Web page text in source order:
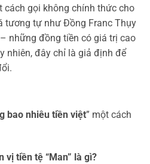
cách gọi không chính thức cho
tương tự như Đồng Franc Thụy
– những đồng tiền có giá trị cao
nhiên, đây chỉ là giả định để
bao nhiêu tiền việt” một cách
vị tiền tệ “Man” là gì?